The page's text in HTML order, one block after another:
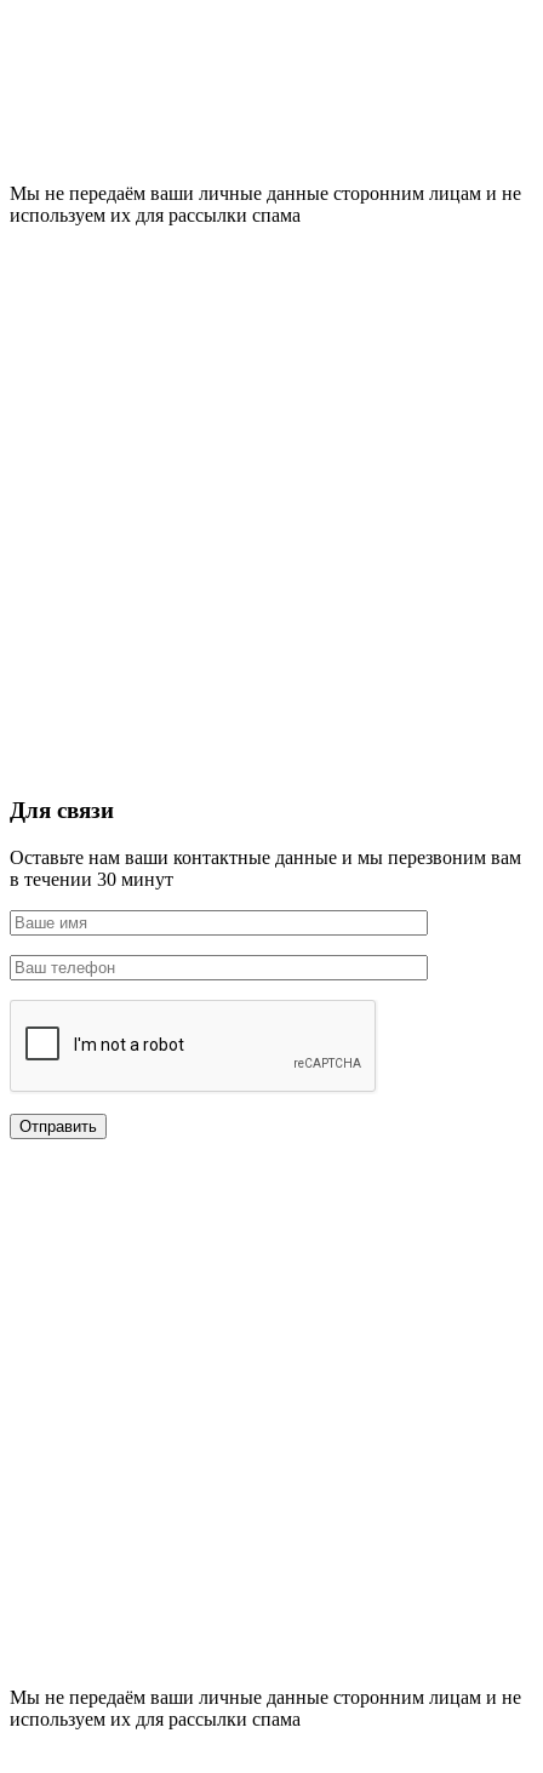
Мы не передаём ваши личные данные сторонним лицам и не
используем их для рассылки спама
Для связи
Оставьте нам ваши контактные данные и мы перезвоним вам
в течении 30 минут
Мы не передаём ваши личные данные сторонним лицам и не
используем их для рассылки спама